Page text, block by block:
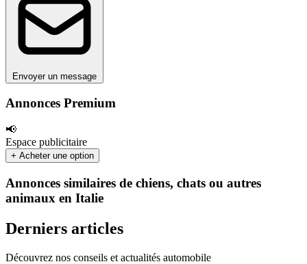
Annonces Premium
📢
Espace publicitaire
+ Acheter une option
Envoyer un message
Annonces similaires de chiens, chats ou autres
animaux en Italie
Derniers articles
Découvrez nos conseils et actualités automobile